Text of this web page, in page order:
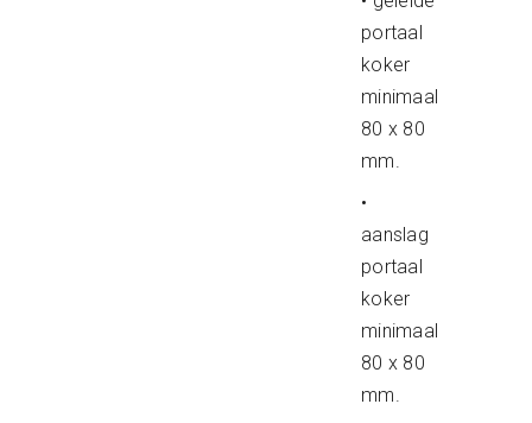
portaal
koker
minimaal
80 x 80
mm.
•
aanslag
portaal
koker
minimaal
80 x 80
mm.